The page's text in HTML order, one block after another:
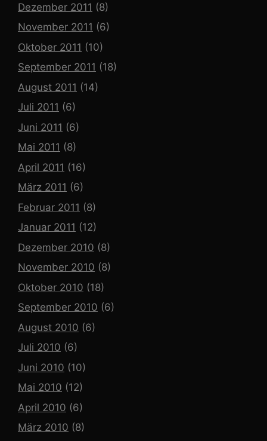
Dezember 2011 (8)
November 2011 (6)
Oktober 2011 (10)
September 2011 (18)
August 2011 (14)
Juli 2011 (6)
Juni 2011 (6)
Mai 2011 (8)
April 2011 (16)
März 2011 (6)
Februar 2011 (8)
Januar 2011 (12)
Dezember 2010 (8)
November 2010 (8)
Oktober 2010 (18)
September 2010 (6)
August 2010 (6)
Juli 2010 (6)
Juni 2010 (10)
Mai 2010 (12)
April 2010 (6)
März 2010 (8)